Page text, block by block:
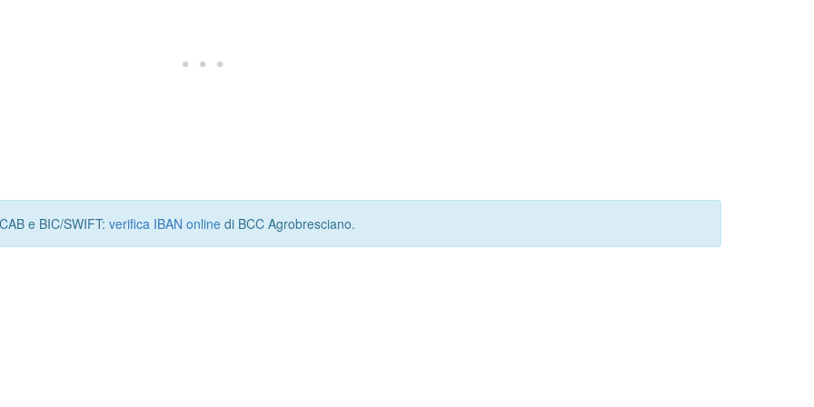
e BIC/SWIFT: verifica IBAN online di BCC Agrobresciano.